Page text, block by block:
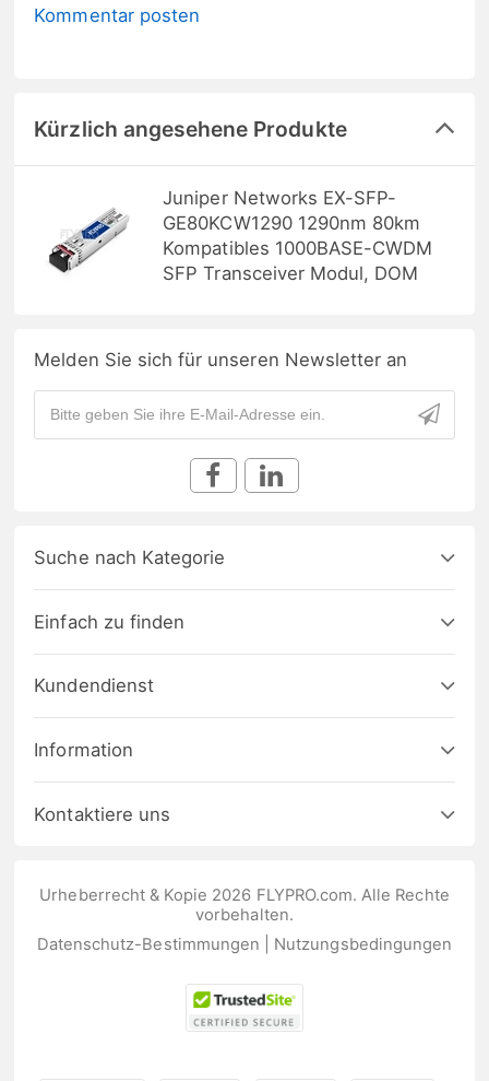
Kommentar posten
Kürzlich angesehene Produkte
Juniper Networks EX-SFP-
GE80KCW1290 1290nm 80km
Kompatibles 1000BASE-CWDM
SFP Transceiver Modul, DOM
Melden Sie sich für unseren Newsletter an
Suche nach Kategorie
Einfach zu finden
Kundendienst
Information
Kontaktiere uns
Urheberrecht & Kopie 2026 FLYPRO.com. Alle Rechte
vorbehalten.
Datenschutz-Bestimmungen
Nutzungsbedingungen